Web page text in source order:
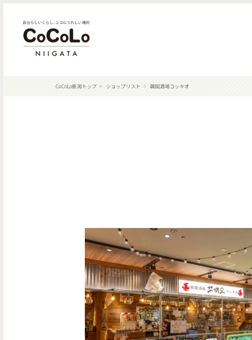
CoCoLo新潟トップ ショップリスト 韓国酒場コッキオ